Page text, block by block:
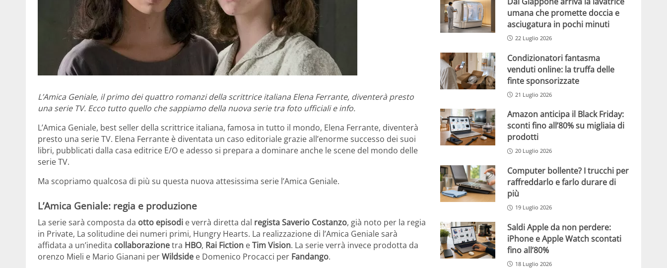
L’Amica Geniale, il primo dei quattro romanzi della scrittrice italiana Elena Ferrante, diventerà presto
una serie TV. Ecco tutto quello che sappiamo della nuova serie tra foto ufficiali e info.
L’Amica Geniale, best seller della scrittrice italiana, famosa in tutto il mondo, Elena Ferrante, diventerà
presto una serie TV. Elena Ferrante è diventata un caso editoriale grazie all’enorme successo dei suoi
libri, pubblicati dalla casa editrice E/O e adesso si prepara a dominare anche le scene del mondo delle
serie TV.
Ma scopriamo qualcosa di più su questa nuova attesissima serie l’Amica Geniale.
L’Amica Geniale: regia e produzione
La serie sarà composta da otto episodi e verrà diretta dal registaSaverio Costanzo, già noto per la regia
in Private, La solitudine dei numeri primi, Hungry Hearts. La realizzazione di l’Amica Geniale sarà
affidata a un’inedita collaborazionetra HBO, Rai Fiction eTim Vision. La serie verrà invece prodotta da
orenzo Mieli e Mario Gianani perWildside e Domenico Procacci per Fandango.
umana che promette doccia e
asciugatura in pochi minuti
22 Luglio 2026
Condizionatori fantasma
venduti online: la truffa delle
finte sponsorizzate
21 Luglio 2026
Amazon anticipa il Black Friday:
sconti fino all’80% su migliaia di
prodotti
20 Luglio 2026
Computer bollente? I trucchi per
raffreddarlo e farlo durare di
più
19 Luglio 2026
Saldi Apple da non perdere:
iPhone e Apple Watch scontati
fino all’80%
18 Luglio 2026